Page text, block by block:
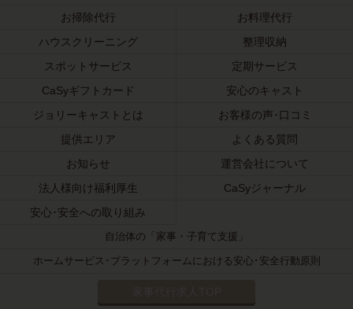
お掃除代行
お料理代行
ハウスクリーニング
整理収納
スポットサービス
定期サービス
CaSyギフトカード
安心のキャスト
ジョリーキャストとは
お客様の声･口コミ
提供エリア
よくある質問
お知らせ
運営会社について
法人様向け福利厚生
CaSyジャーナル
安心･安全への取り組み
自治体の「家事・子育て支援」
ホームサービス･プラットフォームにおける安心･安全行動原則